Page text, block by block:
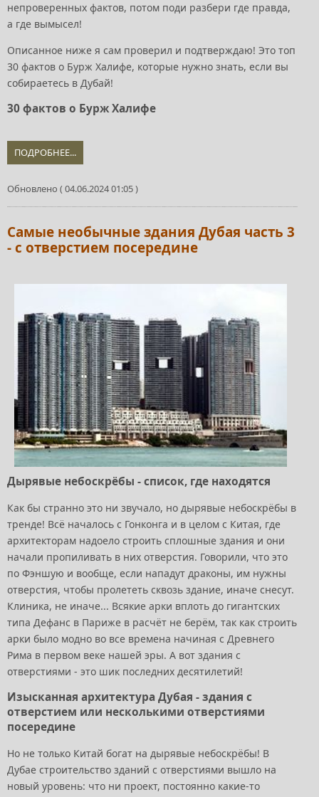
непроверенных фактов, потом поди разбери где правда,
а где вымысел!
Описанное ниже я сам проверил и подтверждаю! Это топ
30 фактов о Бурж Халифе, которые нужно знать, если вы
собираетесь в Дубай!
30 фактов о Бурж Халифе
ПОДРОБНЕЕ...
Обновлено ( 04.06.2024 01:05 )
Самые необычные здания Дубая часть 3
- с отверстием посередине
Дырявые небоскрёбы - список, где находятся
Как бы странно это ни звучало, но дырявые небоскрёбы в
тренде! Всё началось с Гонконга и в целом с Китая, где
архитекторам надоело строить сплошные здания и они
начали пропиливать в них отверстия. Говорили, что это
по Фэншую и вообще, если нападут драконы, им нужны
отверстия, чтобы пролететь сквозь здание, иначе снесут.
Клиника, не иначе... Всякие арки вплоть до гигантских
типа Дефанс в Париже в расчёт не берём, так как строить
арки было модно во все времена начиная с Древнего
Рима в первом веке нашей эры. А вот здания с
отверстиями - это шик последних десятилетий!
Изысканная архитектура Дубая - здания с
отверстием или несколькими отверстиями
посередине
Но не только Китай богат на дырявые небоскрёбы! В
Дубае строительство зданий с отверстиями вышло на
новый уровень: что ни проект, постоянно какие-то